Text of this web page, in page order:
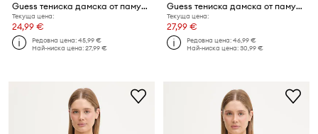
Guess тениска дамска от памук с еластан ROMY
Текуща цена:
24,99 €
Редовна цена:45,99 €
Най-ниска цена:27,99 €
Guess тениска дамска от памук SILVY
Текуща цена:
27,99 €
Редовна цена:46,99 €
Най-ниска цена:30,99 €